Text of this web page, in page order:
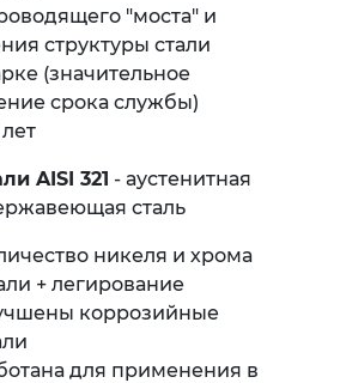
"моста" и
структуры стали
(значительное
срока службы)
AISI 321 - аустенитная
сталь
никеля и хрома
+ легирование
коррозийные
для применения в